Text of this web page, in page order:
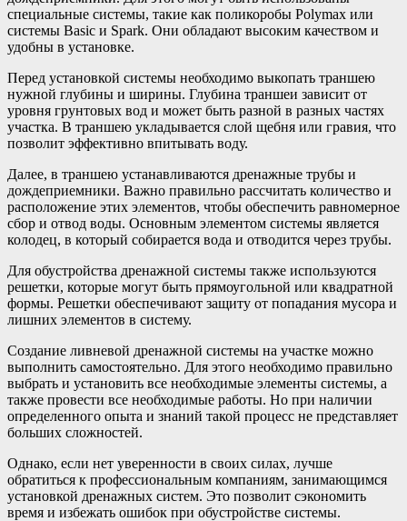
специальные системы, такие как поликоробы Polymax или
системы Basic и Spark. Они обладают высоким качеством и
удобны в установке.
Перед установкой системы необходимо выкопать траншею
нужной глубины и ширины. Глубина траншеи зависит от
уровня грунтовых вод и может быть разной в разных частях
участка. В траншею укладывается слой щебня или гравия, что
позволит эффективно впитывать воду.
Далее, в траншею устанавливаются дренажные трубы и
дождеприемники. Важно правильно рассчитать количество и
расположение этих элементов, чтобы обеспечить равномерное
сбор и отвод воды. Основным элементом системы является
колодец, в который собирается вода и отводится через трубы.
Для обустройства дренажной системы также используются
решетки, которые могут быть прямоугольной или квадратной
формы. Решетки обеспечивают защиту от попадания мусора и
лишних элементов в систему.
Создание ливневой дренажной системы на участке можно
выполнить самостоятельно. Для этого необходимо правильно
выбрать и установить все необходимые элементы системы, а
также провести все необходимые работы. Но при наличии
определенного опыта и знаний такой процесс не представляет
больших сложностей.
Однако, если нет уверенности в своих силах, лучше
обратиться к профессиональным компаниям, занимающимся
установкой дренажных систем. Это позволит сэкономить
время и избежать ошибок при обустройстве системы.